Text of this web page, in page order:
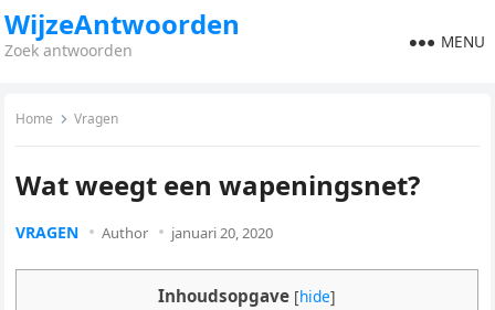
WijzeAntwoorden
Zoek antwoorden MENU
Home Vragen
Wat weegt een wapeningsnet?
VRAGEN Author januari 20, 2020
Inhoudsopgave [hide]